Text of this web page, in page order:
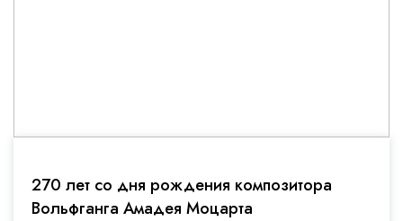
270 лет со дня рождения композитора
Вольфганга Амадея Моцарта